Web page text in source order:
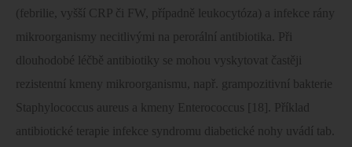
(febrilie, vyšší CRP či FW, případně leukocytóza) a infekce rány
mikroorganismy necitlivými na perorální antibiotika. Při
dlouhodobé léčbě antibiotiky se mohou vyskytovat častěji
rezistentní kmeny mikroorganismu, např. grampozitivní bakterie
Staphylococcus aureus a kmeny Enterococcus [18]. Příklad
antibiotické terapie infekce syndromu diabetické nohy uvádí tab.